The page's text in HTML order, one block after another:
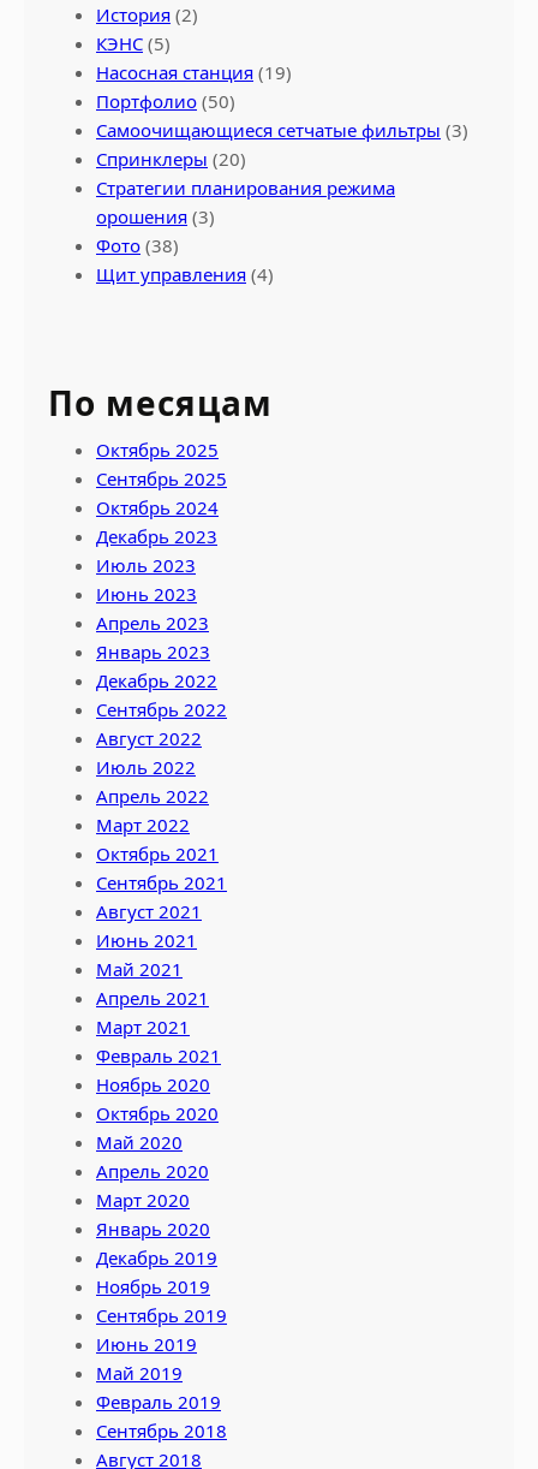
История (2)
КЭНС (5)
Насосная станция (19)
Портфолио (50)
Самоочищающиеся сетчатые фильтры (3)
Спринклеры (20)
Стратегии планирования режима
орошения (3)
Фото (38)
Щит управления (4)
По месяцам
Октябрь 2025
Сентябрь 2025
Октябрь 2024
Декабрь 2023
Июль 2023
Июнь 2023
Апрель 2023
Январь 2023
Декабрь 2022
Сентябрь 2022
Август 2022
Июль 2022
Апрель 2022
Март 2022
Октябрь 2021
Сентябрь 2021
Август 2021
Июнь 2021
Май 2021
Апрель 2021
Март 2021
Февраль 2021
Ноябрь 2020
Октябрь 2020
Май 2020
Апрель 2020
Март 2020
Январь 2020
Декабрь 2019
Ноябрь 2019
Сентябрь 2019
Июнь 2019
Май 2019
Февраль 2019
Сентябрь 2018
Август 2018